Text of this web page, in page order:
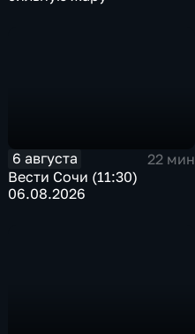
6 августа
22 мин
Вести Сочи (11:30)
06.08.2026